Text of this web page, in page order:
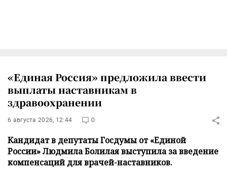
«Единая Россия» предложила ввести
выплаты наставникам в
здравоохранении
6 августа 2026, 12:44 0
Кандидат в депутаты Госдумы от «Единой
России» Людмила Болилая выступила за введение
компенсаций для врачей-наставников.